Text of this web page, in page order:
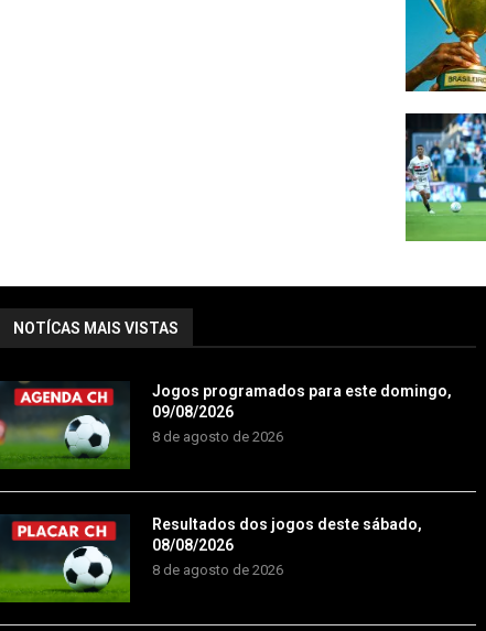
NOTÍCAS MAIS VISTAS
Jogos programados para este domingo,
09/08/2026
8 de agosto de 2026
Resultados dos jogos deste sábado,
08/08/2026
8 de agosto de 2026